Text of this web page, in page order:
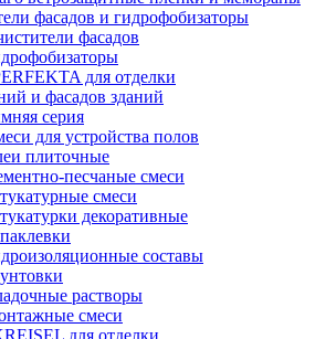
фасадов и гидрофобизаторы
фасадов
для отделки
и фасадов зданий
серия
для устройства полов
плиточные
песчаные смеси
смеси
декоративные
составы
растворы
смеси
для отделки